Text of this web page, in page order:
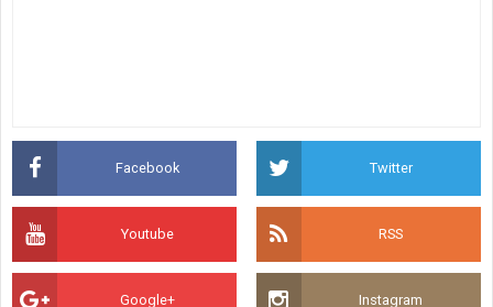
Facebook Twitter
Youtube RSS
Google+ Instagram